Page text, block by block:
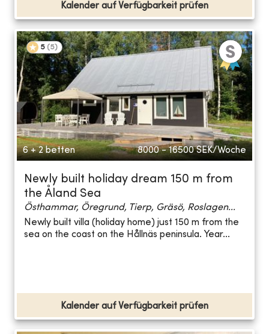
Kalender auf Verfügbarkeit prüfen
5 (5)
6 + 2 betten 8000 - 16500 SEK/Woche
Newly built holiday dream 150 m from
the Åland Sea
Östhammar, Öregrund, Tierp, Gräsö, Roslagen...
Newly built villa (holiday home) just 150 m from the
sea on the coast on the Hållnäs peninsula. Year...
Kalender auf Verfügbarkeit prüfen